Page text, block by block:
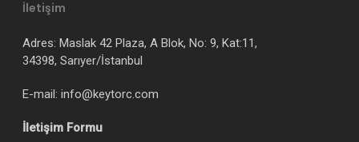
İletişim
Adres: Maslak 42 Plaza, A Blok, No: 9, Kat:11,
34398, Sarıyer/İstanbul
E-mail: info@keytorc.com
İletişim Formu